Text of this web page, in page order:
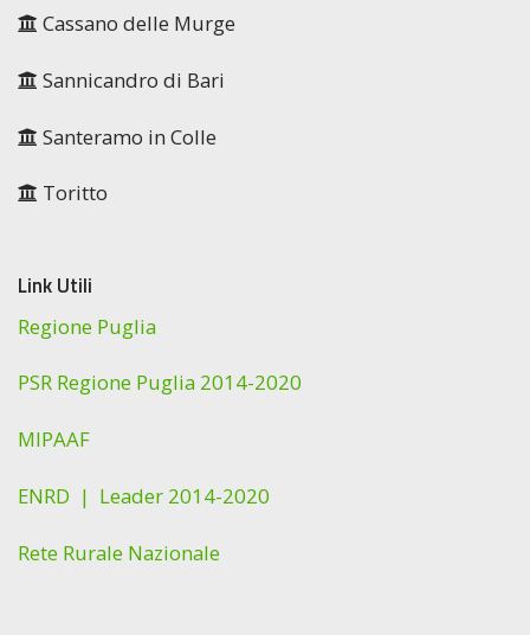
Cassano delle Murge
Sannicandro di Bari
Santeramo in Colle
Toritto
Link Utili
Regione Puglia
PSR Regione Puglia 2014-2020
MIPAAF
ENRD | Leader 2014-2020
Rete Rurale Nazionale